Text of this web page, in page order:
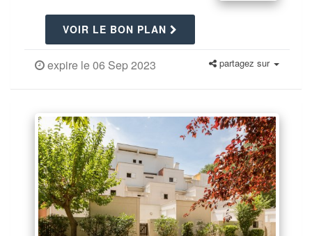
VOIR LE BON PLAN
expire le 06 Sep 2023 partagez sur